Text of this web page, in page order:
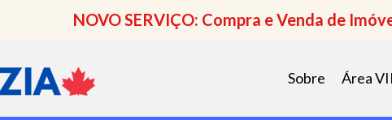
NOVO SERVIÇO: Compra e Venda de
Sobre Área